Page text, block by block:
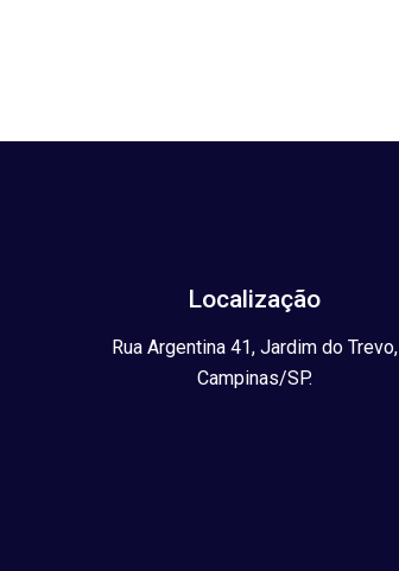
Localização
Rua Argentina 41, Jardim do Trevo,
Campinas/SP.